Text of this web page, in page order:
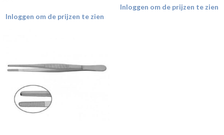
Inloggen om de prijzen te zien
Inloggen om de prijzen te zien